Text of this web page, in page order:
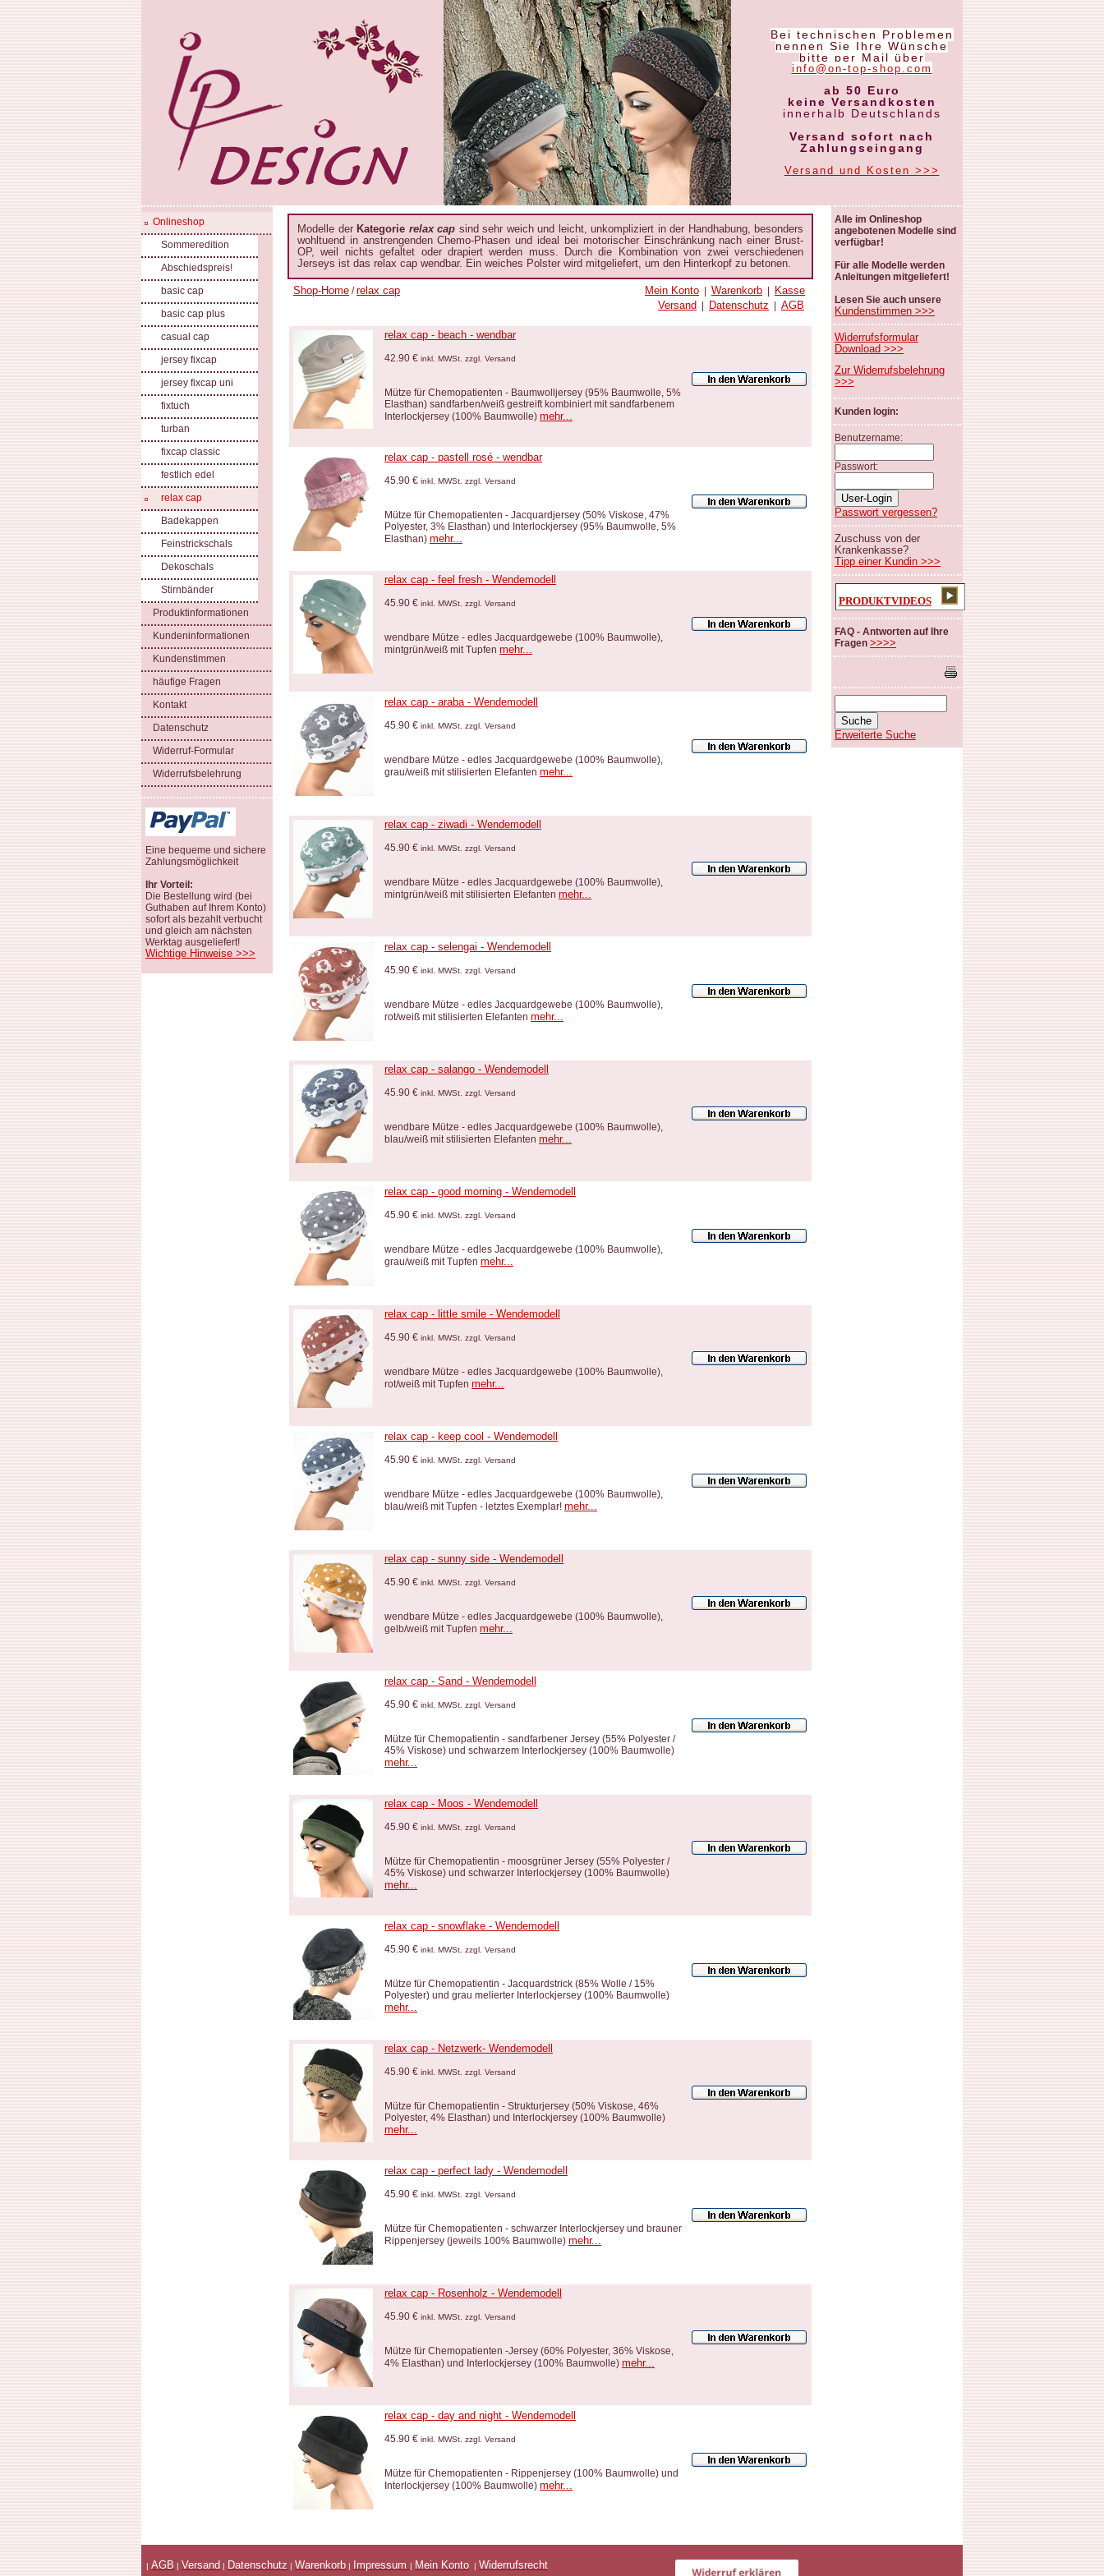
Bei technischen Problemen
nennen Sie Ihre Wünsche
bitte per Mail über
info@on-top-shop.com
ab 50 Euro
keine Versandkosten
innerhalb Deutschlands
Versand sofort nach
Zahlungseingang
Versand und Kosten >>>
Onlineshop
Sommeredition
Abschiedspreis!
basic cap
basic cap plus
casual cap
jersey fixcap
jersey fixcap uni
fixtuch
turban
fixcap classic
festlich edel
relax cap
Badekappen
Feinstrickschals
Dekoschals
Stirnbänder
Produktinformationen
Kundeninformationen
Kundenstimmen
häufige Fragen
Kontakt
Datenschutz
Widerruf-Formular
Widerrufsbelehrung
Eine bequeme und sichere
Zahlungsmöglichkeit
Ihr Vorteil:
Die Bestellung wird (bei
Guthaben auf Ihrem Konto)
sofort als bezahlt verbucht
und gleich am nächsten
Werktag ausgeliefert!
Wichtige Hinweise >>>
Modelle der Kategorie relax cap sind sehr weich und leicht, unkompliziert in der Handhabung, besonders
wohltuend in anstrengenden Chemo-Phasen und ideal bei motorischer Einschränkung nach einer Brust-
OP, weil nichts gefaltet oder drapiert werden muss. Durch die Kombination von zwei verschiedenen
Jerseys ist das relax cap wendbar. Ein weiches Polster wird mitgeliefert, um den Hinterkopf zu betonen.
Shop-Home /relax cap Mein Konto Warenkorb
Kasse
Versand
Datenschutz AGB
relax cap - beach - wendbar
42.90 € inkl. MWSt. zzgl. Versand
Mütze für Chemopatienten - Baumwolljersey (95% Baumwolle, 5%
Elasthan) sandfarben/weiß gestreift kombiniert mit sandfarbenem
Interlockjersey (100% Baumwolle) mehr...
relax cap - pastell rosé - wendbar
45.90 € inkl. MWSt. zzgl. Versand
Mütze für Chemopatienten - Jacquardjersey (50% Viskose, 47%
Polyester, 3% Elasthan) und Interlockjersey (95% Baumwolle, 5%
Elasthan) mehr...
relax cap - feel fresh - Wendemodell
45.90 € inkl. MWSt. zzgl. Versand
wendbare Mütze - edles Jacquardgewebe (100% Baumwolle),
mintgrün/weiß mit Tupfen mehr...
relax cap - araba - Wendemodell
45.90 € inkl. MWSt. zzgl. Versand
wendbare Mütze - edles Jacquardgewebe (100% Baumwolle),
grau/weiß mit stilisierten Elefanten mehr...
relax cap - ziwadi - Wendemodell
45.90 € inkl. MWSt. zzgl. Versand
wendbare Mütze - edles Jacquardgewebe (100% Baumwolle),
mintgrün/weiß mit stilisierten Elefanten mehr...
relax cap - selengai - Wendemodell
45.90 € inkl. MWSt. zzgl. Versand
wendbare Mütze - edles Jacquardgewebe (100% Baumwolle),
rot/weiß mit stilisierten Elefanten mehr...
relax cap - salango - Wendemodell
45.90 € inkl. MWSt. zzgl. Versand
wendbare Mütze - edles Jacquardgewebe (100% Baumwolle),
blau/weiß mit stilisierten Elefanten mehr...
relax cap - good morning - Wendemodell
45.90 € inkl. MWSt. zzgl. Versand
wendbare Mütze - edles Jacquardgewebe (100% Baumwolle),
grau/weiß mit Tupfen mehr...
relax cap - little smile - Wendemodell
45.90 € inkl. MWSt. zzgl. Versand
wendbare Mütze - edles Jacquardgewebe (100% Baumwolle),
rot/weiß mit Tupfen mehr...
relax cap - keep cool - Wendemodell
45.90 € inkl. MWSt. zzgl. Versand
wendbare Mütze - edles Jacquardgewebe (100% Baumwolle),
blau/weiß mit Tupfen - letztes Exemplar! mehr...
relax cap - sunny side - Wendemodell
45.90 € inkl. MWSt. zzgl. Versand
wendbare Mütze - edles Jacquardgewebe (100% Baumwolle),
gelb/weiß mit Tupfen mehr...
relax cap - Sand - Wendemodell
45.90 € inkl. MWSt. zzgl. Versand
Mütze für Chemopatientin - sandfarbener Jersey (55% Polyester /
45% Viskose) und schwarzem Interlockjersey (100% Baumwolle)
mehr...
relax cap - Moos - Wendemodell
45.90 € inkl. MWSt. zzgl. Versand
Mütze für Chemopatientin - moosgrüner Jersey (55% Polyester /
45% Viskose) und schwarzer Interlockjersey (100% Baumwolle)
mehr...
relax cap - snowflake - Wendemodell
45.90 € inkl. MWSt. zzgl. Versand
Mütze für Chemopatientin - Jacquardstrick (85% Wolle / 15%
Polyester) und grau melierter Interlockjersey (100% Baumwolle)
mehr...
relax cap - Netzwerk- Wendemodell
45.90 € inkl. MWSt. zzgl. Versand
Mütze für Chemopatientin - Strukturjersey (50% Viskose, 46%
Polyester, 4% Elasthan) und Interlockjersey (100% Baumwolle)
mehr...
relax cap - perfect lady - Wendemodell
45.90 € inkl. MWSt. zzgl. Versand
Mütze für Chemopatienten - schwarzer Interlockjersey und brauner
Rippenjersey (jeweils 100% Baumwolle) mehr...
relax cap - Rosenholz - Wendemodell
45.90 € inkl. MWSt. zzgl. Versand
Mütze für Chemopatienten -Jersey (60% Polyester, 36% Viskose,
4% Elasthan) und Interlockjersey (100% Baumwolle) mehr...
relax cap - day and night - Wendemodell
45.90 € inkl. MWSt. zzgl. Versand
Mütze für Chemopatienten - Rippenjersey (100% Baumwolle) und
Interlockjersey (100% Baumwolle) mehr...
Alle im Onlineshop
angebotenen Modelle sind
verfügbar!
Für alle Modelle werden
Anleitungen mitgeliefert!
Lesen Sie auch unsere
Kundenstimmen >>>
Widerrufsformular
Download >>>
Zur Widerrufsbelehrung
>>>
Kunden login:
Benutzername:
Passwort:
Passwort vergessen?
Zuschuss von der
Krankenkasse?
Tipp einer Kundin >>>
PRODUKTVIDEOS
FAQ - Antworten auf Ihre
Fragen >>>>
Erweiterte Suche
| AGB | Versand | Datenschutz | Warenkorb | Impressum | Mein Konto | Widerrufsrecht